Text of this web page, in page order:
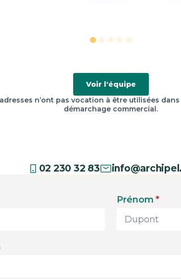
Voir l'équipe
n’ont pas vocation à être utilisées
démarchage commercial.
02 230 32 83
Prénom *